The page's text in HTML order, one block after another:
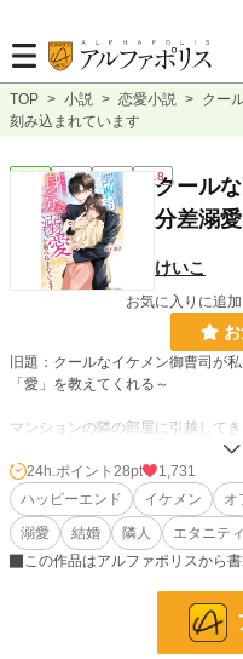
TOP > 小説 > 恋愛小説 > クー
刻み込まれています
完結 長編 R18クール
分差溺
けいこ
お気に入りに追
旧題：クールなイケメン御曹司が
「愛」を教えてくれる～
マンションの隣の部屋に引越してき
超絶イケメンのとても優しい男性
誰かを「愛」することを諦めていた
そんな彼に密かに恋心を芽生えさ
驚くことに、その彼は大型テーマパ
なんと詩穂のオフィスに課長として
24h.ポイント 28pt
1,731
ハッピーエンド
イケメン オ
溺愛
結婚 隣人
エタニティ
この作品はアルファポリスから